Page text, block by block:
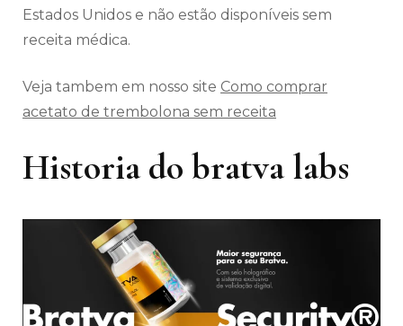
Estados Unidos e não estão disponíveis sem
receita médica.
Veja tambem em nosso site Como comprar
acetato de trembolona sem receita
Historia do bratva labs